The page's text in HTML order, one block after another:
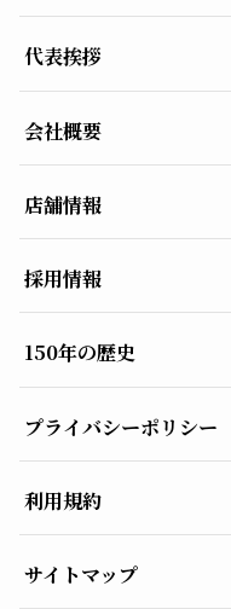
代表挨拶
会社概要
店舗情報
採用情報
150年の歴史
プライバシーポリシー
利用規約
サイトマップ